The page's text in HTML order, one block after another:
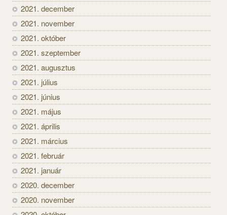
2021. december
2021. november
2021. október
2021. szeptember
2021. augusztus
2021. július
2021. június
2021. május
2021. április
2021. március
2021. február
2021. január
2020. december
2020. november